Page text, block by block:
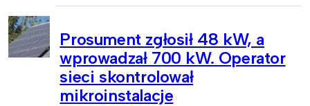
Prosument zgłosił 48 kW, a
wprowadzał 700 kW. Operator
sieci skontrolował
mikroinstalacje